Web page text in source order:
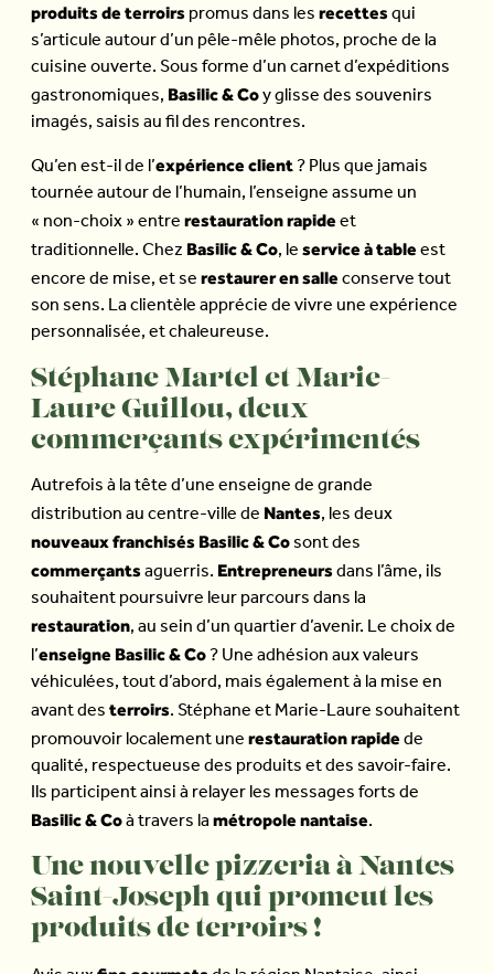
produits de terroirspromus dans les recettesqui
s’articule autour d’un pêle-mêle photos, proche de la
cuisine ouverte. Sous forme d’un carnet d’expéditions
gastronomiques, Basilic & Coy glisse des souvenirs
imagés, saisis au fil des rencontres.
Qu’en est-il de l’expérience client? Plus que jamais
tournée autour de l’humain, l’enseigne assume un
« non-choix » entre restauration rapideet
traditionnelle. Chez Basilic & Co, le service à tableest
encore de mise, et se restaurer en salleconserve tout
son sens. La clientèle apprécie de vivre une expérience
personnalisée, et chaleureuse.
Stéphane Martel et Marie-
Laure Guillou, deux
commerçants expérimentés
Autrefois à la tête d’une enseigne de grande
distribution au centre-ville de Nantes, les deux
nouveaux franchisés Basilic & Cosont des
commerçantsaguerris. Entrepreneursdans l’âme, ils
souhaitent poursuivre leur parcours dans la
restauration, au sein d’un quartier d’avenir. Le choix de
l’enseigne Basilic & Co? Une adhésion aux valeurs
véhiculées, tout d’abord, mais également à la mise en
avant des terroirs. Stéphane et Marie-Laure souhaitent
promouvoir localement une restauration rapidede
qualité, respectueuse des produits et des savoir-faire.
Ils participent ainsi à relayer les messages forts de
Basilic & Coà travers la métropole nantaise.
Une nouvelle pizzeria à Nantes
Saint-Joseph qui promeut les
produits de terroirs !